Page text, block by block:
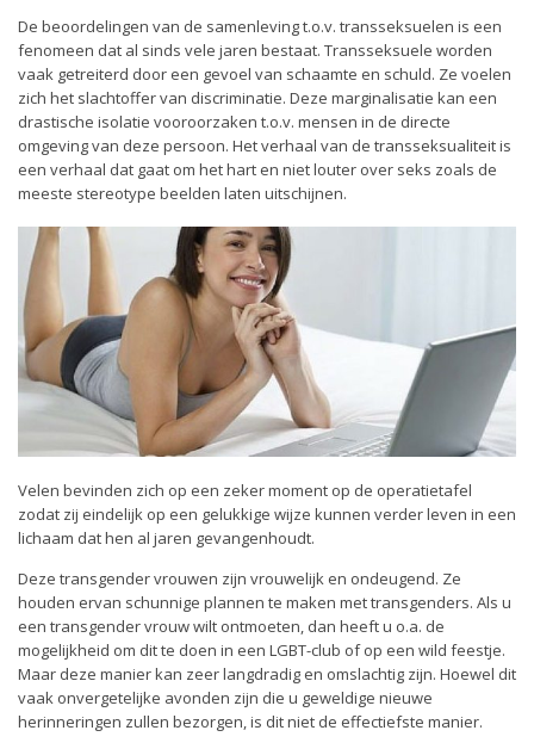
De beoordelingen van de samenleving t.o.v. transseksuelen is een
fenomeen dat al sinds vele jaren bestaat. Transseksuele worden
vaak getreiterd door een gevoel van schaamte en schuld. Ze voelen
zich het slachtoffer van discriminatie. Deze marginalisatie kan een
drastische isolatie vooroorzaken t.o.v. mensen in de directe
omgeving van deze persoon. Het verhaal van de transseksualiteit is
een verhaal dat gaat om het hart en niet louter over seks zoals de
meeste stereotype beelden laten uitschijnen.
Velen bevinden zich op een zeker moment op de operatietafel
zodat zij eindelijk op een gelukkige wijze kunnen verder leven in een
lichaam dat hen al jaren gevangenhoudt.
Deze transgender vrouwen zijn vrouwelijk en ondeugend. Ze
houden ervan schunnige plannen te maken met transgenders. Als u
een transgender vrouw wilt ontmoeten, dan heeft u o.a. de
mogelijkheid om dit te doen in een LGBT-club of op een wild feestje.
Maar deze manier kan zeer langdradig en omslachtig zijn. Hoewel dit
vaak onvergetelijke avonden zijn die u geweldige nieuwe
herinneringen zullen bezorgen, is dit niet de effectiefste manier.